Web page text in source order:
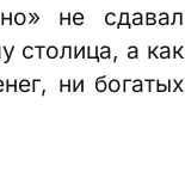
не сдавал
столица, а как
ни богатых